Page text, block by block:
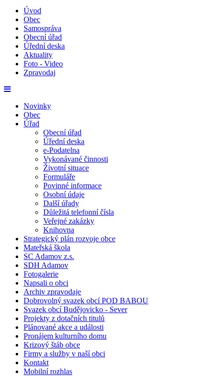
Úvod
Obec
Samospráva
Obecní úřad
Úřední deska
Aktuality
Foto - Video
Zpravodaj
Novinky
Obec
Úřad
Obecní úřad
Úřední deska
e-Podatelna
Vykonávané činnosti
Životní situace
Formuláře
Povinné informace
Osobní údaje
Další úřady
Důležitá telefonní čísla
Veřejné zakázky
Knihovna
Strategický plán rozvoje obce
Mateřská škola
SC Adamov z.s.
SDH Adamov
Fotogalerie
Napsali o obci
Archiv zpravodaje
Dobrovolný svazek obcí POD BABOU
Svazek obcí Budějovicko - Sever
Projekty z dotačních titulů
Plánované akce a události
Pronájem kulturního domu
Krizový štáb obce
Firmy a služby v naší obci
Kontakt
Mobilní rozhlas